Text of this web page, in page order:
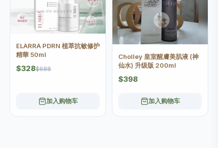
ELARRA PDRN 植萃抗敏修护
精華 50ml
$328$688
加入购物车
Cholley 皇室醒膚美肌液 (神
仙水) 升级版 200ml
$398
加入购物车